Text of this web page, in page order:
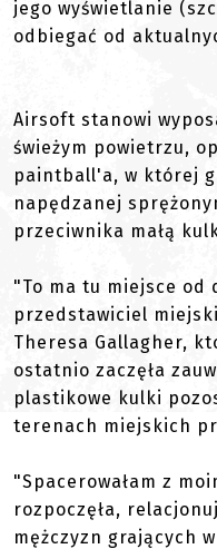
jego wyświetlanie
odbiegać od
Airsoft stanowi
świeżym powietrzu,
paintball'a, w której
napędzanej
przeciwnika małą
"To ma tu miejsce od
przedstawiciel
Theresa Gallagher,
ostatnio zaczęła
plastikowe kulki
terenach miejskich
"Spacerowałam z
rozpoczęła,
mężczyzn grających